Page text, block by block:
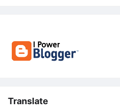
Translate